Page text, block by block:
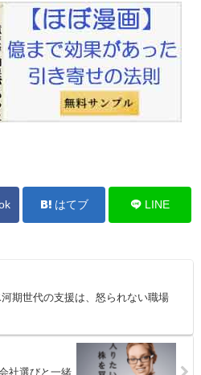
はてブ LINE
期世代の支援は、怒られない職場
社選びと一緒